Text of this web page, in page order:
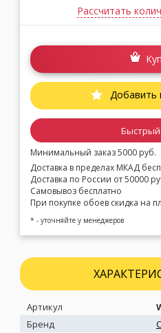
Рассчитать
Добавить
Быстрый
Минимальный заказ 5000 руб.
Доставка в пределах МКАД
Доставка по России от 50000
Самовывоз бесплатно
При покупке обоев скидка на
* - уточняйте у менеджеров
Артикул
Бренд